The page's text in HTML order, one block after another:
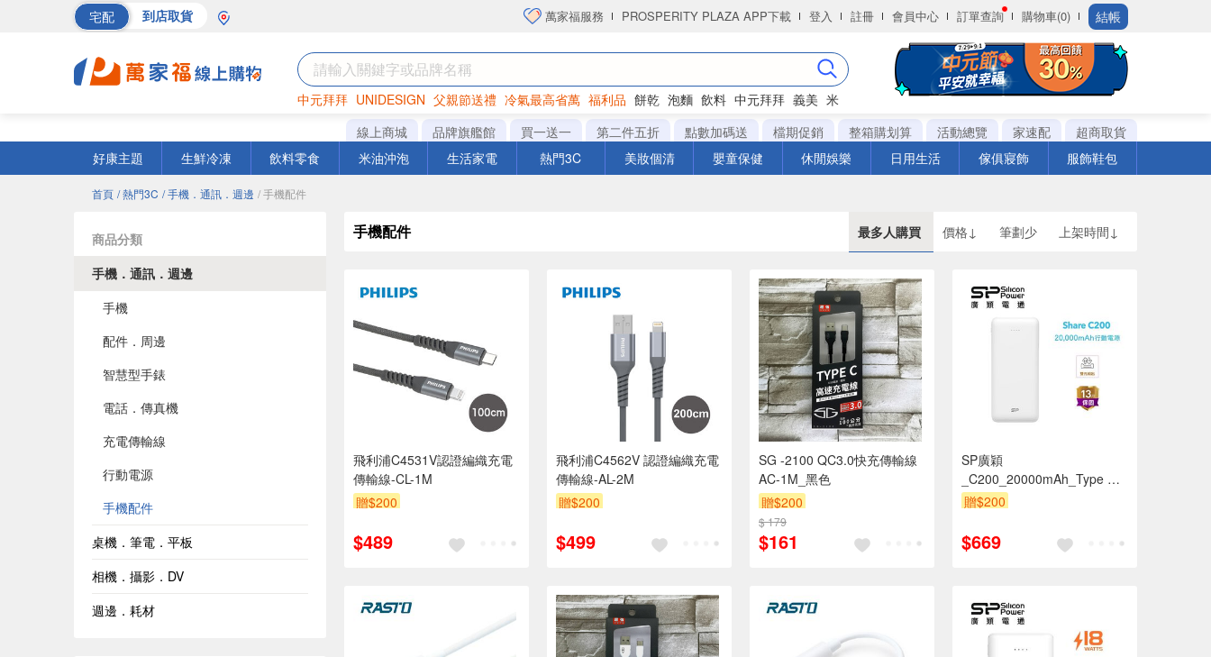
宅配 到店取貨 萬家福服務 PROSPERITY PLAZA APP下載 登入 註冊 會員中心 訂單查詢 購物車(0) 結帳
中元拜拜 UNIDESIGN 父親節送禮 冷氣最高省萬 福利品 餅乾 泡麵 飲料 中元拜拜 義美 米
巧克力 罐頭 衛生紙
線上商城 品牌旗艦館 買一送一 第二件五折 點數加碼送 檔期促銷 整箱購划算 活動總覽 家速配
超商取貨
好康主題
生鮮冷凍 飲料零食 米油沖泡 生活家電 熱門3C 美妝個清 嬰童保健 休閒娛樂 日用生活 傢俱寢飾 服飾鞋包
首頁 / 熱門3C / 手機．通訊．週邊 / 手機配件
商品分類
手機．通訊．週邊
手機
配件．周邊
智慧型手錶
電話．傳真機
充電傳輸線
行動電源
手機配件
桌機．筆電．平板
相機．攝影．DV
週邊．耗材
手機配件 最多人購買 價格↓ 筆劃少 上架時間↓
飛利浦C4531V認證編織充電
傳輸線-CL-1M
贈$200
$489
飛利浦C4562V 認證編織充電
傳輸線-AL-2M
贈$200
$499
SG -2100 QC3.0快充傳輸線
AC-1M_黑色
贈$200
$ 179
$161
SP廣穎
_C200_20000mAh_Type C
行動電源(白色)
贈$200
$669